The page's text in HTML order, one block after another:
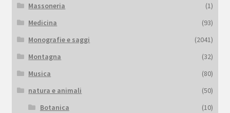
Massoneria
(1)
Medicina
(93)
Monografie e saggi
(2041)
Montagna
(32)
Musica
(80)
natura e animali
(50)
Botanica
(10)